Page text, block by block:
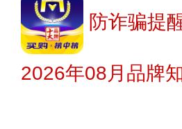
防诈骗提
2026年08月品牌